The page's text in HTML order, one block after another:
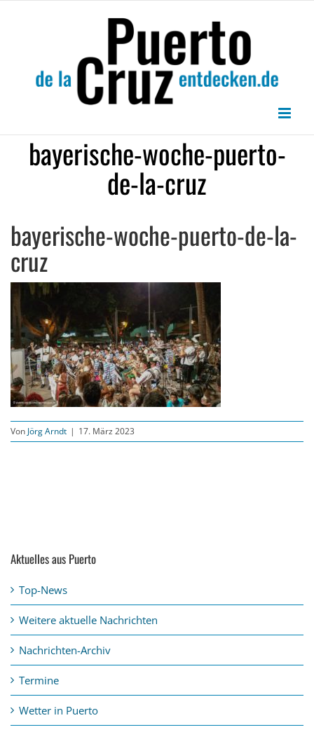
bayerische-woche-puerto-
de-la-cruz
bayerische-woche-puerto-de-la-
cruz
Von Jörg Arndt | 17. März 2023
Aktuelles aus Puerto
Top-News
Weitere aktuelle Nachrichten
Nachrichten-Archiv
Termine
Wetter in Puerto